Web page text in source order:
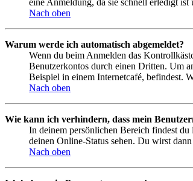
Nach oben
Warum werde ich automatisch abgemeldet?
Wenn du beim Anmelden das
Benutzerkontos durch einen Dritten. Um
Beispiel in einem Internetcafé, befindest.
Nach oben
Wie kann ich verhindern, dass mein
In deinem persönlichen Bereich findest
deinen Online-Status sehen. Du wirst
Nach oben